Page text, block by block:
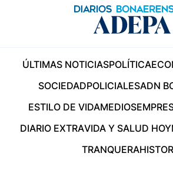
ÚLTIMAS NOTICIASPOLÍTICA
SOCIEDADPOLICIALESADN
ESTILO DE VIDAMEDIOS
DIARIO EXTRAVIDA Y SALUD HOY
TRANQUERA